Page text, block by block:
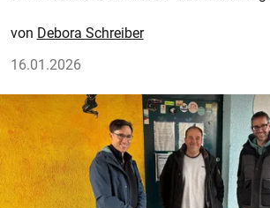
Debora Schreiber
16.01.2026